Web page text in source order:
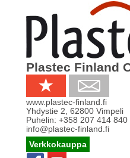
Plastec Finland
www.plastec-finland.fi
Yhdystie 2 62800 Vimpeli
Puhelin: +358 207 414 840
info@plastec-finland.fi
Verkkokauppa